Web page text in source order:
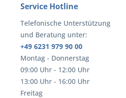
Service Hotline
Telefonische Unterstützung
und Beratung unter:
+49 6231 979 90 00
Montag - Donnerstag
09:00 Uhr - 12:00 Uhr
13:00 Uhr - 16:00 Uhr
Freitag